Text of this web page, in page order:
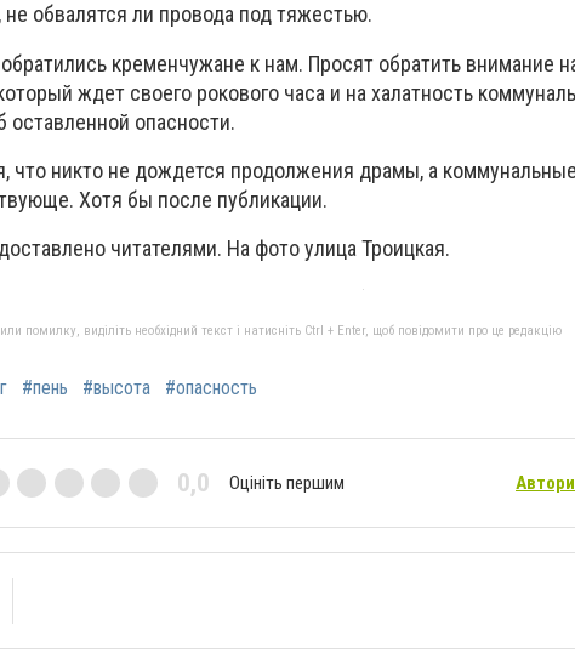
не обвалятся ли провода под тяжестью.
кременчужане к нам. Просят обратить внимание
ждет своего рокового часа и на халатность
оставленной опасности.
что никто не дождется продолжения драмы, а
Хотя бы после публикации.
читателями. На фото улица Троицкая.
помилку, виділіть необхідний текст і натисніть Ctrl + Enter, щоб повідомити про це редакцію
#пень #высота #опасность
0,0 Оцініть першим